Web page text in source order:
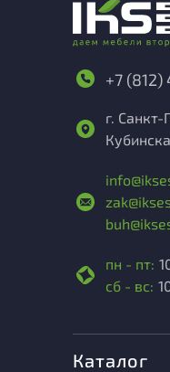
+7
г.
пн - пт:
сб - вс:
Каталог